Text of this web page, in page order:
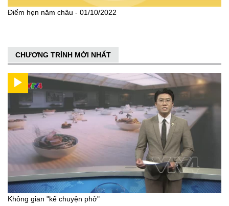
Điểm hẹn năm châu - 01/10/2022
CHƯƠNG TRÌNH MỚI NHẤT
Không gian "kể chuyện phở"